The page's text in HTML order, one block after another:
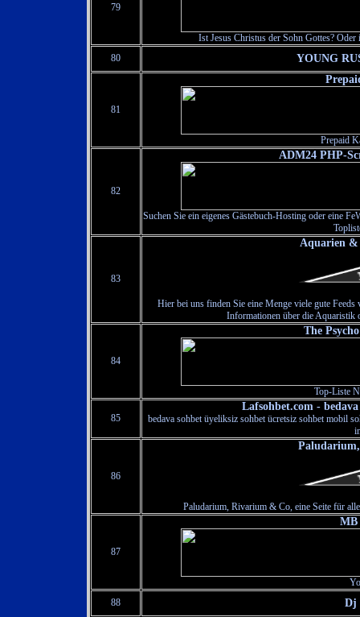
79
Ist Jesus Christus der Sohn Gottes?
80
YOUNG
81
Prepaid
82
ADM24 PHP-
Suchen Sie ein eigenes Gästebuch-Hosting oder eine
83
Aquarien &
Hier bei uns finden Sie eine Menge viele gute
Informationen über die Aquaristik
84
The
Top-Liste
85
Lafsohbet.com -
bedava sohbet üyeliksiz sohbet ücretsiz sohbet mobil
86
Paludarium, Rivarium & Co, eine Seite für
87
MB
88
Dj